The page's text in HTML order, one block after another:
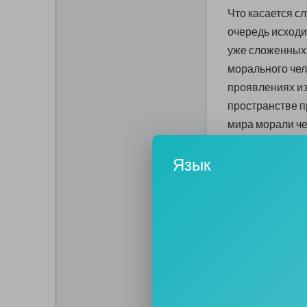
Что касается
очередь
уже сложенных
морального
проявлениях
пространстве
мира морали
по своему
Если в сфере
глупо, так
соблюдать
братства. Со
новым
Язык